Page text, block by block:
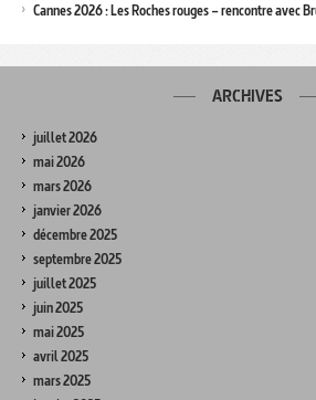
Cannes 2026 : Les Roches rouges – rencontre avec
ARCHIVES
juillet 2026
mai 2026
mars 2026
janvier 2026
décembre 2025
septembre 2025
juillet 2025
juin 2025
mai 2025
avril 2025
mars 2025